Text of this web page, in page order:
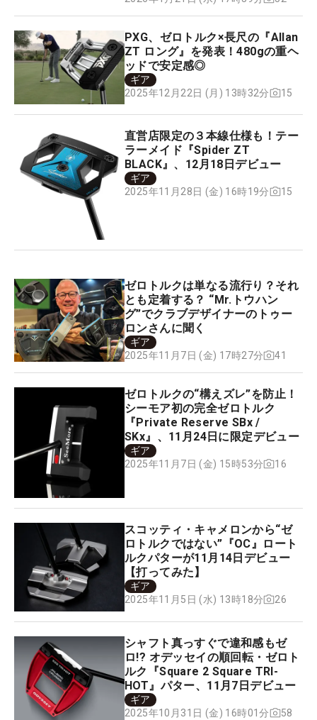
PXG、ゼロトルク×長尺の『Allan
ZT ロング』を発表！480gの重ヘ
ッドで安定感◎
ギア
2025年12月22日 (月) 13時32分
15
直営店限定の３本線仕様も！テー
ラーメイド『Spider ZT
BLACK』、12月18日デビュー
ギア
2025年11月28日 (金) 16時19分
15
ゼロトルクは単なる流行り？それ
とも定着する？ “Mr.トウハン
グ”でクラブデザイナーのトゥー
ロンさんに聞く
ギア
2025年11月7日 (金) 17時27分
41
ゼロトルクの“構えズレ”を防止！
シーモア初の完全ゼロトルク
『Private Reserve SBx /
SKx』、11月24日に限定デビュー
ギア
2025年11月7日 (金) 15時53分
16
スコッティ・キャメロンから“ゼ
ロトルクではない”『OC』ロート
ルクパターが11月14日デビュー
【打ってみた】
ギア
2025年11月5日 (水) 13時18分
26
シャフト真っすぐで違和感もゼ
ロ!? オデッセイの順回転・ゼロト
ルク『Square 2 Square TRI-
HOT』パター、11月7日デビュー
ギア
2025年10月31日 (金) 16時01分
58